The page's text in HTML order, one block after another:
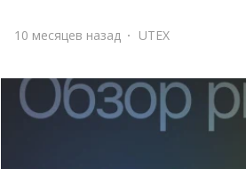
10 месяцев назад UTEX